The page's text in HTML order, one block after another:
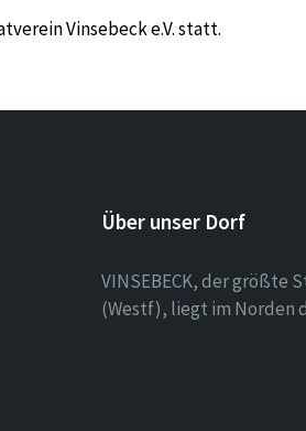
Vinsebeck e.V. statt.
Über unser Dorf
VINSEBECK, der größte
(Westf), liegt im Norden